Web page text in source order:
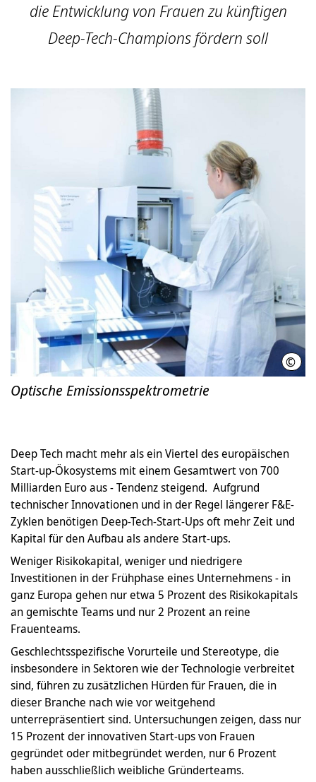
die Entwicklung von Frauen zu künftigen
Deep-Tech-Champions fördern soll
©
Optische Emissionsspektrometrie
Deep Tech macht mehr als ein Viertel des europäischen
Start-up-Ökosystems mit einem Gesamtwert von 700
Milliarden Euro aus - Tendenz steigend. Aufgrund
technischer Innovationen und in der Regel längerer F&E-
Zyklen benötigen Deep-Tech-Start-Ups oft mehr Zeit und
Kapital für den Aufbau als andere Start-ups.
Weniger Risikokapital, weniger und niedrigere
Investitionen in der Frühphase eines Unternehmens - in
ganz Europa gehen nur etwa 5 Prozent des Risikokapitals
an gemischte Teams und nur 2 Prozent an reine
Frauenteams.
Geschlechtsspezifische Vorurteile und Stereotype, die
insbesondere in Sektoren wie der Technologie verbreitet
sind, führen zu zusätzlichen Hürden für Frauen, die in
dieser Branche nach wie vor weitgehend
unterrepräsentiert sind. Untersuchungen zeigen, dass nur
15 Prozent der innovativen Start-ups von Frauen
gegründet oder mitbegründet werden, nur 6 Prozent
haben ausschließlich weibliche Gründerteams.